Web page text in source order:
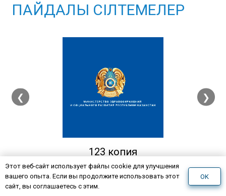
ПАЙДАЛЫ СІЛТЕМЕЛЕР
❮
123 копия
❯
Этот веб-сайт использует файлы cookie для улучшения
вашего опыта. Если вы продолжите использовать этот
сайт, вы соглашаетесь с этим.
OK